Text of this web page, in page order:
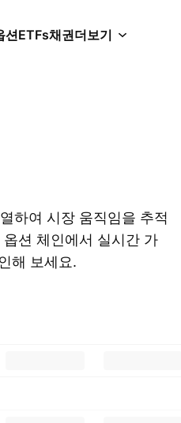
션ETFs채권더보기
하여 시장 움직임을 추적
션 체인에서 실시간 가
해 보세요.